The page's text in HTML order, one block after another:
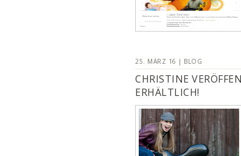
25. MÄRZ 16 | BLOG
CHRISTINE
ERHÄLTLICH!